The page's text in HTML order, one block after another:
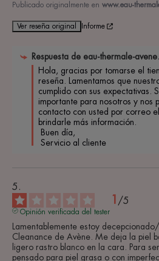
Publicado originalmente en www.eau-
Ver reseña original Informe
Respuesta de eau-thermale-
Hola, gracias por tomarse el
reseña. Lamentamos que
cumplido con sus expectativas.
importante para nosotros y nos
contacto con usted por correo
brindarle más información.
Servicio al cliente
1 /5
Opinión verificada del tester
Lamentablemente estoy
Cleanance de Avène. Me deja la piel
ligero rastro blanco en la cara. Para
pensado para piel grasa o con